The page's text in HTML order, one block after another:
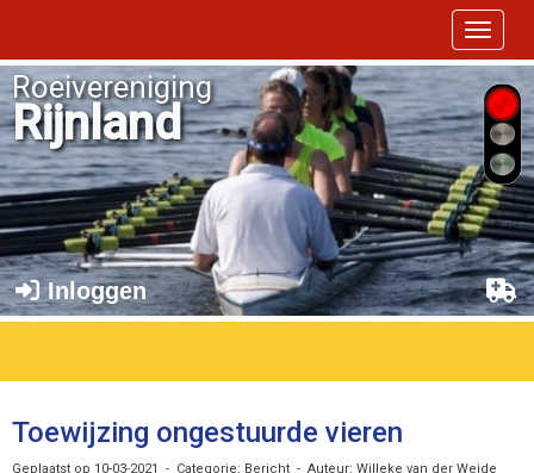
Toggle
Roeivereniging
Rijnland
Inloggen
Toewijzing ongestuurde vieren
Geplaatst op 10-03-2021 - Categorie: Bericht - Auteur: Willeke van der Weide